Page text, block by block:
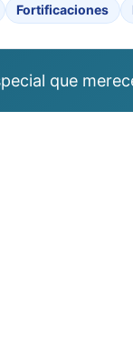
Fortificaciones
que